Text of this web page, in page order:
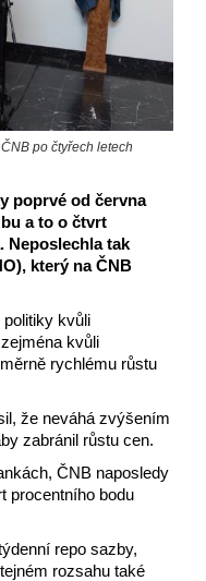
po čtyřech letech
poprvé od června
a to o čtvrt
Neposlechla tak
který na ČNB
kvůli
kvůli
rychlému růstu
že neváhá zvýšením
zabránil růstu cen.
ČNB naposledy
procentního bodu
repo sazby,
rozsahu také